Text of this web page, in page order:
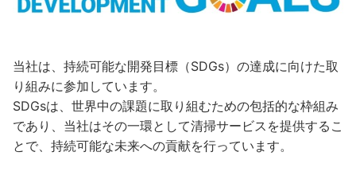
当社は、持続可能な開発目標（SDGs）の達成に向けた取
り組みに参加しています。
SDGsは、世界中の課題に取り組むための包括的な枠組み
であり、当社はその一環として清掃サービスを提供するこ
とで、持続可能な未来への貢献を行っています。